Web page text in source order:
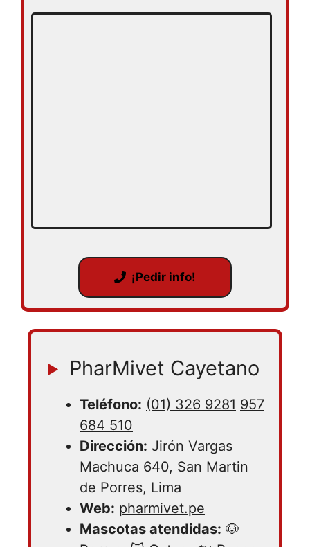
¡Pedir info!
PharMivet Cayetano
Teléfono: (01) 326 9281 957
684 510
Dirección: Jirón Vargas
Machuca 640, San Martin
de Porres, Lima
Web: pharmivet.pe
Mascotas atendidas: 🐶